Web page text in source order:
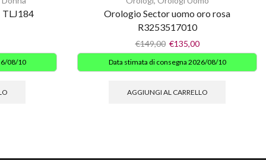
TLJ184
08/10
Orologio Sector uomo oro rosa
R3253517010
€149,00 €135,00
Data stimata di consegna 2026/08/10
AGGIUNGI AL CARRELLO